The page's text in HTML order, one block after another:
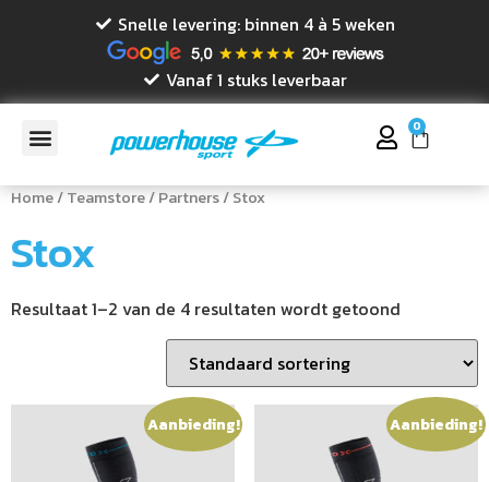
Snelle levering: binnen 4 à 5 weken
Vanaf 1 stuks leverbaar
0
Home/Teamstore/Partners/ Stox
Stox
Resultaat 1–2 van de 4 resultaten wordt getoond
Aanbieding! Aanbieding!